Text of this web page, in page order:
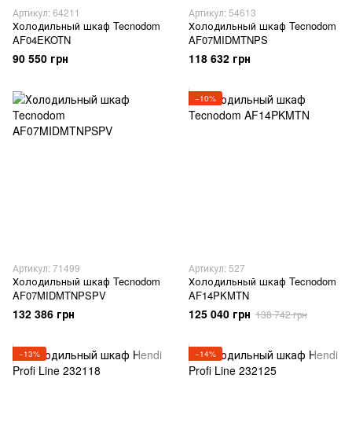
Артикул: 64211
Холодильный шкаф Tecnodom
AF04EKOTN
90 550 грн
Артикул: 54613
Холодильный шкаф Tecnodom
AF07MIDMTNPS
118 632 грн
Артикул: 71499
Холодильный шкаф Tecnodom
AF07MIDMTNPSPV
132 386 грн
−10%
Артикул: 527
Холодильный шкаф Tecnodom
AF14PKMTN
125 040 грн 138 742 грн
−13% −14%